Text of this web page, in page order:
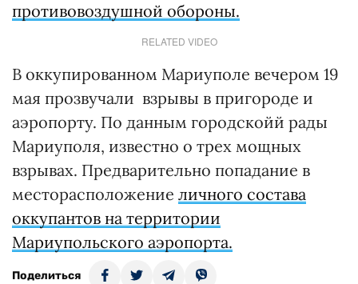
противовоздушной обороны.
RELATED VIDEO
В оккупированном Мариуполе вечером 19
мая прозвучали взрывы в пригороде и
аэропорту. По данным городскойй рады
Мариуполя, известно о трех мощных
взрывах. Предварительно попадание в
месторасположение личного состава
оккупантов на территории
Мариупольского аэропорта.
Поделиться